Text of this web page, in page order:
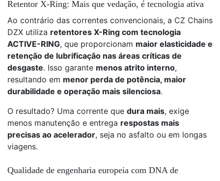
Retentor X-Ring: Mais que vedação, é tecnologia ativa
Ao contrário das correntes convencionais, a CZ Chains
DZX utiliza retentores X-Ring com tecnologia
ACTIVE-RING, que proporcionam maior elasticidade e
retenção de lubrificação nas áreas críticas de
desgaste. Isso garante menos atrito interno,
resultando em menor perda de potência, maior
durabilidade e operação mais silenciosa.
O resultado? Uma corrente que dura mais, exige
menos manutenção e entrega respostas mais
precisas ao acelerador, seja no asfalto ou em longas
viagens.
Qualidade de engenharia europeia com DNA de